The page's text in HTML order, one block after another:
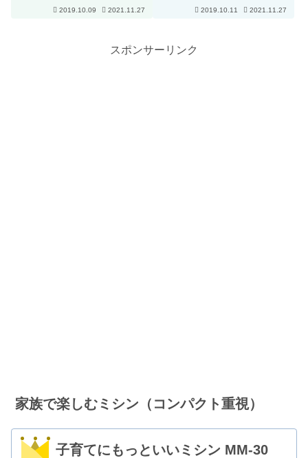
2019.10.09 2021.11.27 2019.10.11 2021.11.27
スポンサーリンク
家族で楽しむミシン（コンパクト重視）
子育てにもっといいミシン MM-30